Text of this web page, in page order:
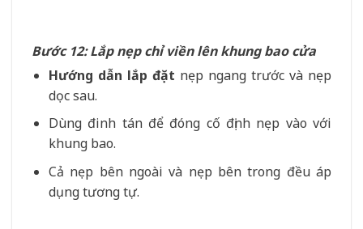
Bước 12: Lắp nẹp chỉ viền lên khung bao cửa
Hướng dẫn lắp đặt nẹp ngang trước và nẹp
dọc sau.
Dùng đinh tán để đóng cố định nẹp vào với
khung bao.
Cả nẹp bên ngoài và nẹp bên trong đều áp
dụng tương tự.